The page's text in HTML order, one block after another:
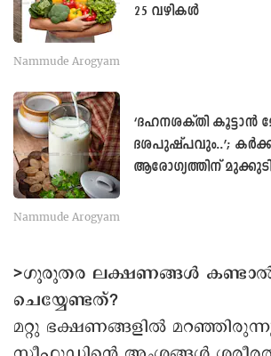
25 വഴികൾ
Nammude Arogyam
‘ദഹനശക്തി കൂട്ടാന്‍
ദശപുഷ്പവും..’;
ആരോഗ്യത്തിന് മുക്കുടി
Nammude Arogyam
>ഗുരുതര ലക്ഷണങ്ങൾ
ചെയ്യേണ്ടത്?
മറ്റു ഭക്ഷണങ്ങളിൽ